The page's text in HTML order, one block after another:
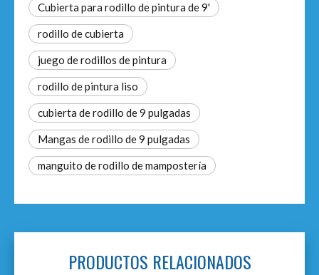
Cubierta para rodillo de pintura de 9'
rodillo de cubierta
juego de rodillos de pintura
rodillo de pintura liso
cubierta de rodillo de 9 pulgadas
Mangas de rodillo de 9 pulgadas
manguito de rodillo de mampostería
PRODUCTOS RELACIONADOS